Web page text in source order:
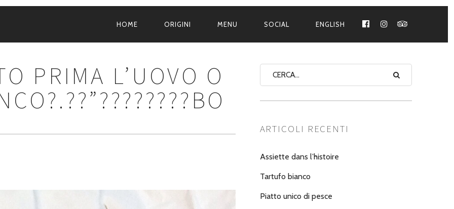
NAVIGAZIONE
HOME ORIGINI MENU SOCIAL ENGLISH
FACEBOOK
INSTAGRAM
PRIMA L’UOVO O
ARTICOLI RECENTI
Assiette dans l’histoire
Tartufo bianco
Piatto unico di pesce